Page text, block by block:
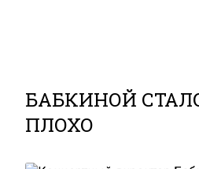
БАБКИНОЙ
ПЛОХО